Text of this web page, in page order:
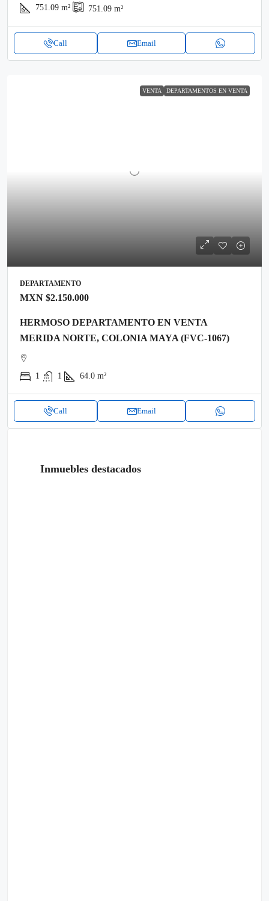
751.09 m² 751.09 m²
Call Email
VENTA DEPARTAMENTOS EN VENTA
DEPARTAMENTO
MXN $2.150.000
HERMOSO DEPARTAMENTO EN VENTA
MERIDA NORTE, COLONIA MAYA (FVC-1067)
1 1 64.0 m²
Call Email
Inmuebles destacados